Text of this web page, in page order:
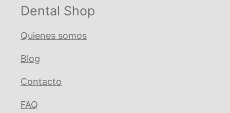
Dental Shop
Quienes somos
Blog
Contacto
FAQ